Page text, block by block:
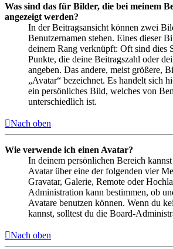
Was sind das für Bilder, die bei meinem
angezeigt werden?
In der Beitragsansicht können zwei
Benutzernamen stehen. Eines dieser
deinem Rang verknüpft: Oft sind dies
Punkte, die deine Beitragszahl oder
angeben. Das andere, meist größere,
„Avatar“ bezeichnet. Es handelt sich
ein persönliches Bild, welches von
unterschiedlich ist.
Nach oben
Wie verwende ich einen Avatar?
In deinem persönlichen Bereich
Avatar über eine der folgenden vier
Gravatar, Galerie, Remote oder
Administration kann bestimmen, ob
Avatare benutzen können. Wenn du
kannst, solltest du die Board-
Nach oben